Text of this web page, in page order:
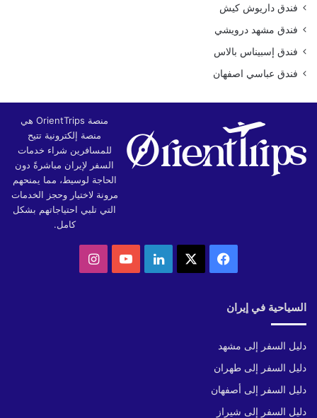
فندق داريوش كيش
فندق مشهد درويشي
فندق إسبيناس بالاس
فندق عباسي اصفهان
منصة OrientTrips هي
منصة إلكترونية تتيح
للمسافرين شراء خدمات
السفر لإيران مباشرةً دون
الحاجة لوسيط، مما يمنحهم
مرونة لاختيار وحجز الخدمات
التي تلبي احتياجاتهم بشكل
كامل.
فيسبوك لينكدإن‫YouTubeانستقرام
السياحية في إيران
دليل السفر إلى مشهد
دليل السفر إلى طهران
دليل السفر إلى أصفهان
دليل السفر إلى شيراز